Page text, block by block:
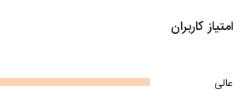
امتیاز کاربران
عالی